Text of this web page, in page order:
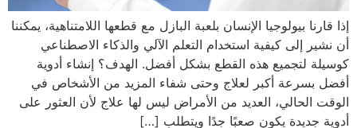
إذا قارنا بيولوجيا الإنسان بلعبة البازل مع قطعها اللامتناهية، يمكننا
أن نشير إلى كيفية استخدام التعلم الآلي والذكاء الاصطناعي
كوسيلة لتجميع هذه القطع بشكل أفضل. الهدف؟ إنشاء أدوية
أفضل بسرعة أكبر لعلاج وحتى شفاء المزيد من الأشخاص في
الوقت الحالي، العديد من الأمراض ليس لها علاج لأن العثور على
أدوية جديدة يكون صعبًا جدًا ويتطلب […]